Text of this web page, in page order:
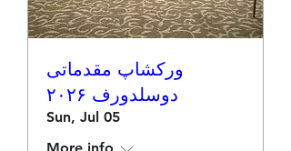
ورکشاپ مقدماتی
دوسلدورف ۲۰۲۶
Sun, Jul 05